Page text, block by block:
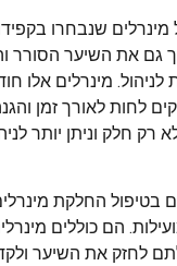
שנבחרו
גם את השיער הסורר
מינרלים אלו
לחות לאורך זמן
רק חלק וניתן יותר
בטיפול החלקת
הם כוללים
לחזק את השיער